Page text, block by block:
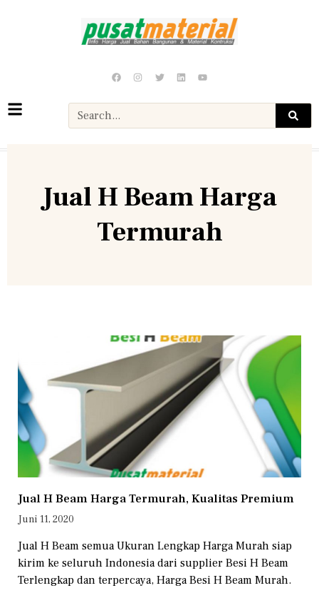
Jual H Beam Harga
Termurah
Jual H Beam Harga Termurah, Kualitas Premium
Juni 11, 2020
Jual H Beam semua Ukuran Lengkap Harga Murah siap
kirim ke seluruh Indonesia dari supplier Besi H Beam
Terlengkap dan terpercaya, Harga Besi H Beam Murah.